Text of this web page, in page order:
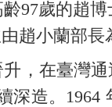
97歲的趙博
趙小蘭部長
，在臺灣通
深造。1964